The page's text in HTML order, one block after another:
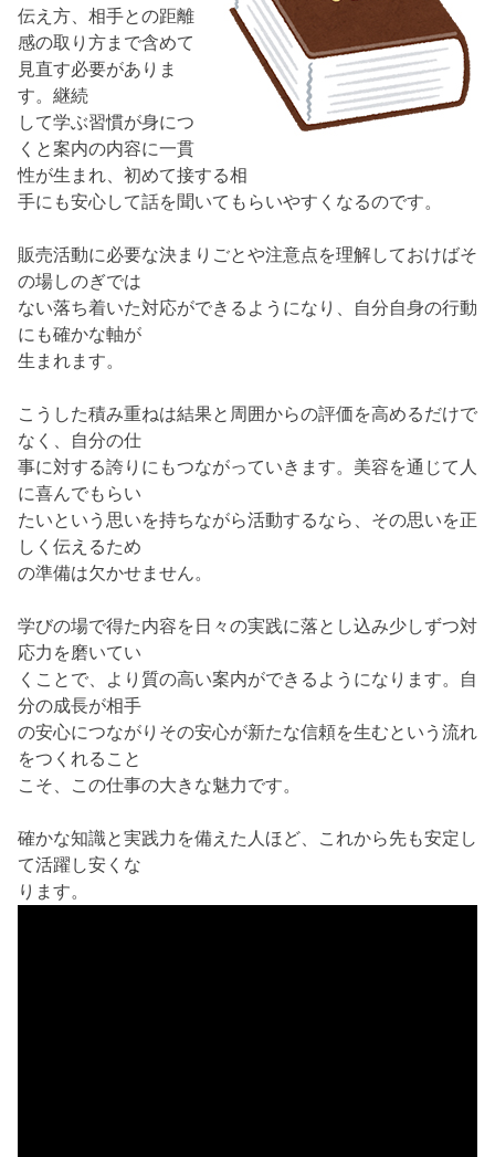
伝え方、相手との距離
感の取り方まで含めて
見直す必要がありま
す。継続
して学ぶ習慣が身につ
くと案内の内容に一貫
性が生まれ、初めて接する相
手にも安心して話を聞いてもらいやすくなるのです。
販売活動に必要な決まりごとや注意点を理解しておけばそ
の場しのぎでは
ない落ち着いた対応ができるようになり、自分自身の行動
にも確かな軸が
生まれます。
こうした積み重ねは結果と周囲からの評価を高めるだけで
なく、自分の仕
事に対する誇りにもつながっていきます。美容を通じて人
に喜んでもらい
たいという思いを持ちながら活動するなら、その思いを正
しく伝えるため
の準備は欠かせません。
学びの場で得た内容を日々の実践に落とし込み少しずつ対
応力を磨いてい
くことで、より質の高い案内ができるようになります。自
分の成長が相手
の安心につながりその安心が新たな信頼を生むという流れ
をつくれること
こそ、この仕事の大きな魅力です。
確かな知識と実践力を備えた人ほど、これから先も安定し
て活躍し安くな
ります。